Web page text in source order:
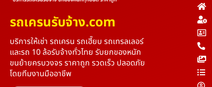
รถเครนรับจ้าง.com
บริการให้เช่า รถเครน รถเฮี๊ยบ รถเทรลเลอร์
และรถ 10 ล้อรับจ้างทั่วไทย รับยกของหนัก
ขนย้ายครบวงจร ราคาถูก รวดเร็ว ปลอดภัย
โดยทีมงานมืออาชีพ